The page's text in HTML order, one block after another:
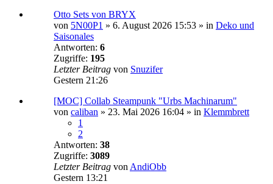
Otto Sets von BRYX
von 5N00P1 » 6. August 2026 15:53 » in Deko und
Saisonales
Antworten: 6
Zugriffe: 195
Letzter Beitrag von Snuzifer
Gestern 21:26
[MOC] Collab Steampunk "Urbs Machinarum"
von caliban » 23. Mai 2026 16:04 » in Klemmbrett
1
2
Antworten: 38
Zugriffe: 3089
Letzter Beitrag von AndiObb
Gestern 13:21